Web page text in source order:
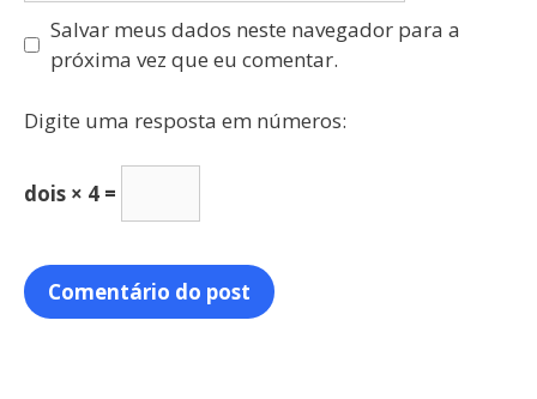
Salvar meus dados neste navegador para a
próxima vez que eu comentar.
Digite uma resposta em números:
dois × 4 =